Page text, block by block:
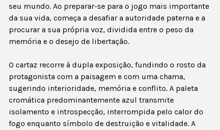
seu mundo. Ao preparar-se para o jogo mais importante
da sua vida, começa a desafiar a autoridade paterna e a
procurar a sua própria voz, dividida entre o peso da
memória e o desejo de libertação.
O cartaz recorre à dupla exposição, fundindo o rosto da
protagonista com a paisagem e com uma chama,
sugerindo interioridade, memória e conflito. A paleta
cromática predominantemente azul transmite
isolamento e introspecção, interrompida pelo calor do
fogo enquanto símbolo de destruição e vitalidade. A